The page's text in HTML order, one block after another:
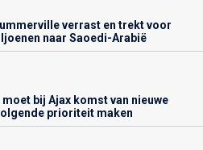
verrast en trekt voor
naar Saoedi-Arabië
bij Ajax komst van nieuwe
prioriteit maken